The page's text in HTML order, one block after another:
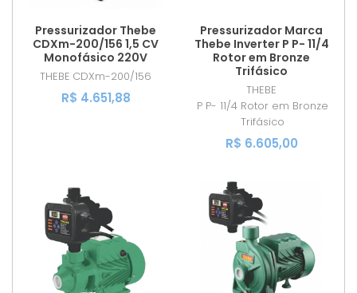
Pressurizador Thebe
CDXm-200/156 1,5 CV
Monofásico 220V
THEBE CDXm-200/156
R$ 4.651,88
Pressurizador Marca
Thebe Inverter P P- 11/4
Rotor em Bronze
Trifásico
THEBE
P P- 11/4 Rotor em Bronze
Trifásico
R$ 6.605,00